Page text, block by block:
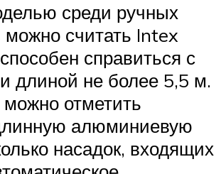
среди ручных
считать Intex
справиться с
длиной не более 5,5 м.
отметить
алюминиевую
насадок, входящих